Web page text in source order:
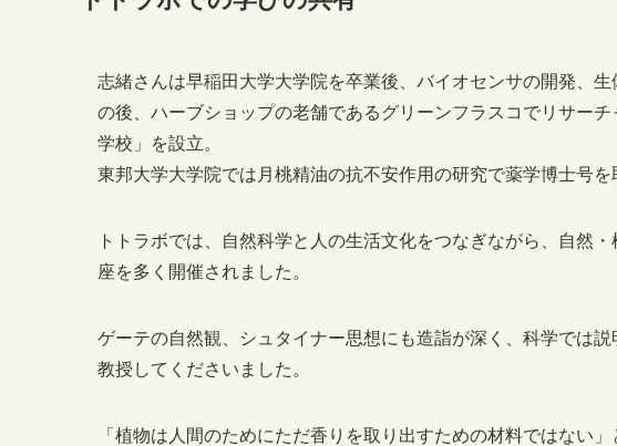
志緒さんは早稲田大学大学院を卒業後、バイオセンサの開発、
の後、ハーブショップの老舗であるグリーンフラスコでリサー
学校」を設立。
東邦大学大学院では月桃精油の抗不安作用の研究で薬学博士号を
トトラボでは、自然科学と人の生活文化をつなぎながら、自然
座を多く開催されました。
ゲーテの自然観、シュタイナー思想にも造詣が深く、科学では
教授してくださいました。
「植物は人間のためにただ香りを取り出すための材料ではない